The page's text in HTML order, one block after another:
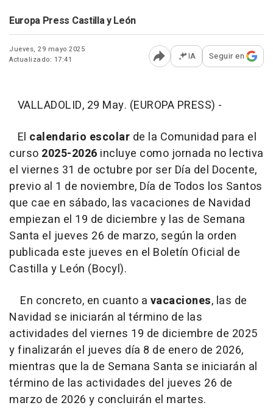
Europa Press Castilla y León
Jueves, 29 mayo 2025
Actualizado: 17:41
Abrir opciones para
IA Seguir en
VALLADOLID, 29 May. (EUROPA PRESS) -
El calendario escolar de la Comunidad para el
curso 2025-2026 incluye como jornada no lectiva
el viernes 31 de octubre por ser Día del Docente,
previo al 1 de noviembre, Día de Todos los Santos
que cae en sábado, las vacaciones de Navidad
empiezan el 19 de diciembre y las de Semana
Santa el jueves 26 de marzo, según la orden
publicada este jueves en el Boletín Oficial de
Castilla y León (Bocyl).
En concreto, en cuanto a vacaciones, las de
Navidad se iniciarán al término de las
actividades del viernes 19 de diciembre de 2025
y finalizarán el jueves día 8 de enero de 2026,
mientras que la de Semana Santa se iniciarán al
término de las actividades del jueves 26 de
marzo de 2026 y concluirán el martes.